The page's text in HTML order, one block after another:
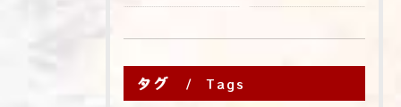
タグ Tags